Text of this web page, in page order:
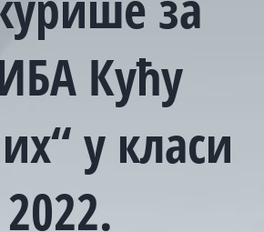
Кућу
у класи
2022.